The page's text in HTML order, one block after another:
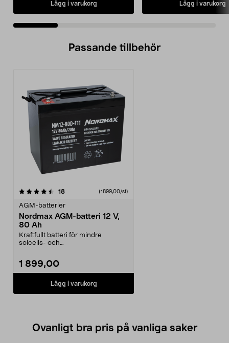
Lägg i varukorg Lägg i varukorg
Passande tillbehör
18recensioner (1899,00/st)
AGM-batterier
Nordmax AGM-batteri 12 V,
80 Ah
Kraftfullt batteri för mindre
solcells- och
1 899,00
Lägg i varukorg
Ovanligt bra pris på vanliga saker